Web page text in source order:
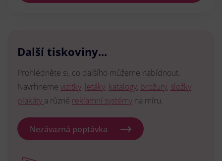
Další tiskoviny...
Prohlédněte si, co dalšího můžeme nabídnout.
Navrhneme vizitky, letáky, katalogy, brožury, složky,
plakáty a různé reklamní systémy na míru.
Nezávazná poptávka